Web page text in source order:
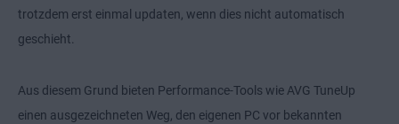
trotzdem erst einmal updaten, wenn dies nicht automatisch
geschieht.
Aus diesem Grund bieten Performance-Tools wie AVG TuneUp
einen ausgezeichneten Weg, den eigenen PC vor bekannten